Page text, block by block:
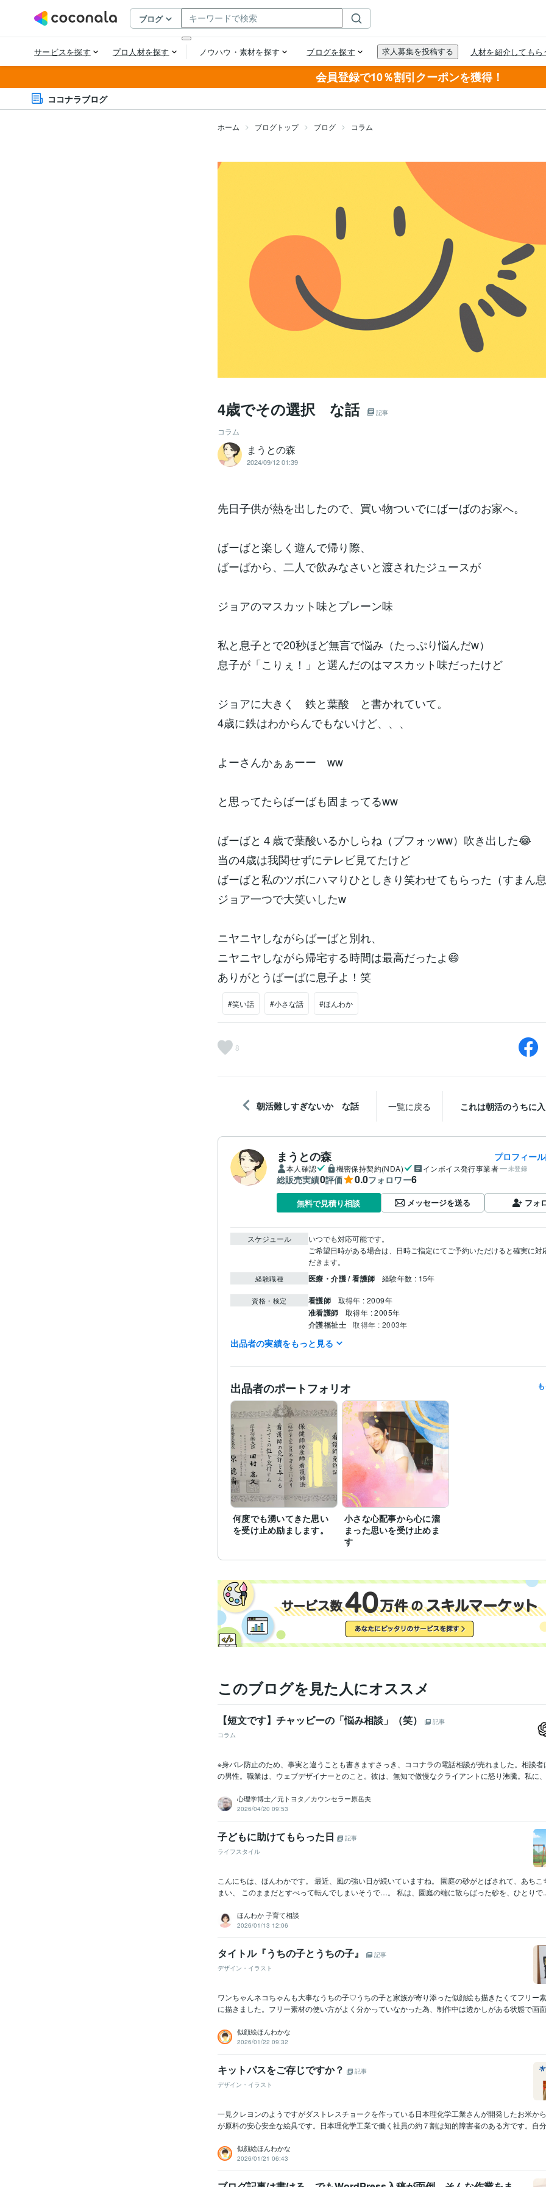
会員登録で10％割引クーポンを獲得！
ココナラブログ
ホーム ブログトップ ブログ コラム
4歳でその選択 な話 記事
コラム
まうとの森
2024/09/12 01:39
先日子供が熱を出したので、買い物ついでにばーばのお家へ。
ばーばと楽しく遊んで帰り際、
ばーばから、二人で飲みなさいと渡されたジュースが
ジョアのマスカット味とプレーン味
私と息子とで20秒ほど無言で悩み（たっぷり悩んだw）
息子が「こりぇ！」と選んだのはマスカット味だったけど
ジョアに大きく 鉄と葉酸 と書かれていて。
4歳に鉄はわからんでもないけど、、、
よーさんかぁぁーー ww
と思ってたらばーばも固まってるww
ばーばと４歳で葉酸いるかしらね（ブフォッww）吹き出した😂
当の4歳は我関せずにテレビ見てたけど
ばーばと私のツボにハマりひとしきり笑わせてもらった（すまん
ジョア一つで大笑いしたw
ニヤニヤしながらばーばと別れ、
ニヤニヤしながら帰宅する時間は最高だったよ😄
ありがとうばーばに息子よ！笑
#笑い話 #小さな話 #ほんわか
8
朝活難しすぎないか な話 一覧に戻る これは朝活のうちに
まうとの森 プロフィー
本人確認 機密保持契約(NDA) インボイス発行事業者 未登録
総販売実績0評価 0.0フォロワー6
無料で見積り相談 メッセージを送る フォ
スケジュール
いつでも対応可能です。
ご希望日時がある場合は、日時ご指定にてご予約いただけると確実に対
だきます。
経験職種 医療・介護 / 看護師 経験年数 : 15年
資格・検定 看護師 取得年 : 2009年
准看護師 取得年 : 2005年
介護福祉士 取得年 : 2003年
ビジネス・クリエイ Canva:2年
仕事 人間関係
うつ
記憶力
悩み相談・カウンセリング 入院通院の不安や疑問を解消します
病院 透析 散髪 訪問ヘルパー 訪問看護
セカンドオピニオン
出品者の実績をもっと見る
出品者のポートフォリオ
何度でも湧いてきた思い
を受け止め励まします。
小さな心配事から心に溜
まった思いを受け止めま
す
このブログを見た人にオススメ
【短文です】チャッピーの「悩み相談」（笑）
記事
コラム
※身バレ防止のため、事実と違うことも書きますさっき、ココナラの電話相談が売れました。相談
の男性。職業は、ウェブデザイナーとのこと。彼は、無知で傲慢なクライアントに怒り沸騰。私に
心理学博士／元トヨタ／カウンセラー原岳夫
2026/04/20 09:53
子どもに助けてもらった日
記事
ライフスタイル
こんにちは、ほんわかです。 最近、風の強い日が続いていますね。 園庭の砂がとばされて、あち
まい、 このままだとすべって転んでしまいそうで…。 私は、園庭の端に散らばった砂を、ひとりで
ほんわか 子育て相談
2026/01/13 12:06
タイトル『うちの子とうちの子』
記事
デザイン・イラスト
ワンちゃんネコちゃんも大事なうちの子♡うちの子と家族が寄り添った似顔絵も描きたくてフリー
に描きました。フリー素材の使い方がよく分かっていなかった為、制作中は透かしがある状態で画
似顔絵ほんわかな
2026/01/22 09:32
キットパスをご存じですか？
記事
デザイン・イラスト
一見クレヨンのようですがダストレスチョークを作っている日本理化学工業さんが開発したお米か
が原料の安心安全な絵具です。日本理化学工業で働く社員の約７割は知的障害者のある方です。自
似顔絵ほんわかな
2026/01/21 06:43